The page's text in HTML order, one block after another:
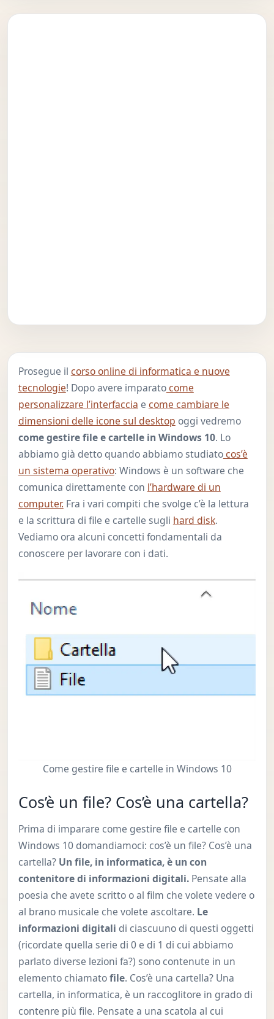
Prosegue il corso online di informatica e nuove
tecnologie! Dopo avere imparatocome
personalizzare l’interfaccia e come cambiare le
dimensioni delle icone sul desktop oggi vedremo
come gestire file e cartelle in Windows 10. Lo
abbiamo già detto quando abbiamo studiatocos’è
un sistema operativo: Windows è un software che
comunica direttamente con l’hardware di un
computer.Fra i vari compiti che svolge c’è la lettura
e la scrittura di file e cartelle sugli hard disk.
Vediamo ora alcuni concetti fondamentali da
conoscere per lavorare con i dati.
Come gestire file e cartelle in Windows 10
Cos’è un file? Cos’è una cartella?
Prima di imparare come gestire file e cartelle con
Windows 10 domandiamoci: cos’è un file? Cos’è una
cartella?Un file, in informatica, è un con
contenitore di informazioni digitali.Pensate alla
poesia che avete scritto o al film che volete vedere o
al brano musicale che volete ascoltare. Le
informazioni digitali di ciascuuno di questi oggetti
(ricordate quella serie di 0 e di 1 di cui abbiamo
parlato diverse lezioni fa?) sono contenute in un
elemento chiamatofile. Cos’è una cartella? Una
cartella, in informatica, è un raccoglitore in grado di
contenre più file. Pensate a una scatola al cui